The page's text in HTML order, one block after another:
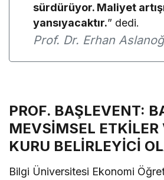
sürdürüyor. Maliyet
yansıyacaktır.” dedi.
Prof. Dr. Erhan
PROF. BAŞLEVENT:
MEVSİMSEL ETKİLER
KURU BELİRLEYİCİ
Bilgi Üniversitesi Ekonomi